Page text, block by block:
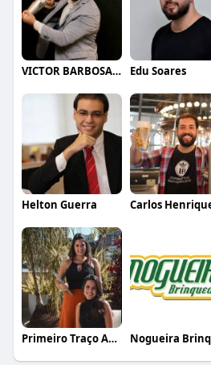
VICTOR BARBOSA QUARANTA Edu Soares
Helton Guerra
Primeiro Traço Arquitetura